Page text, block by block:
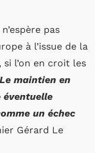
pas
à l’issue de la
l’on en croit les
maintien en
éventuelle
un échec
Gérard Le